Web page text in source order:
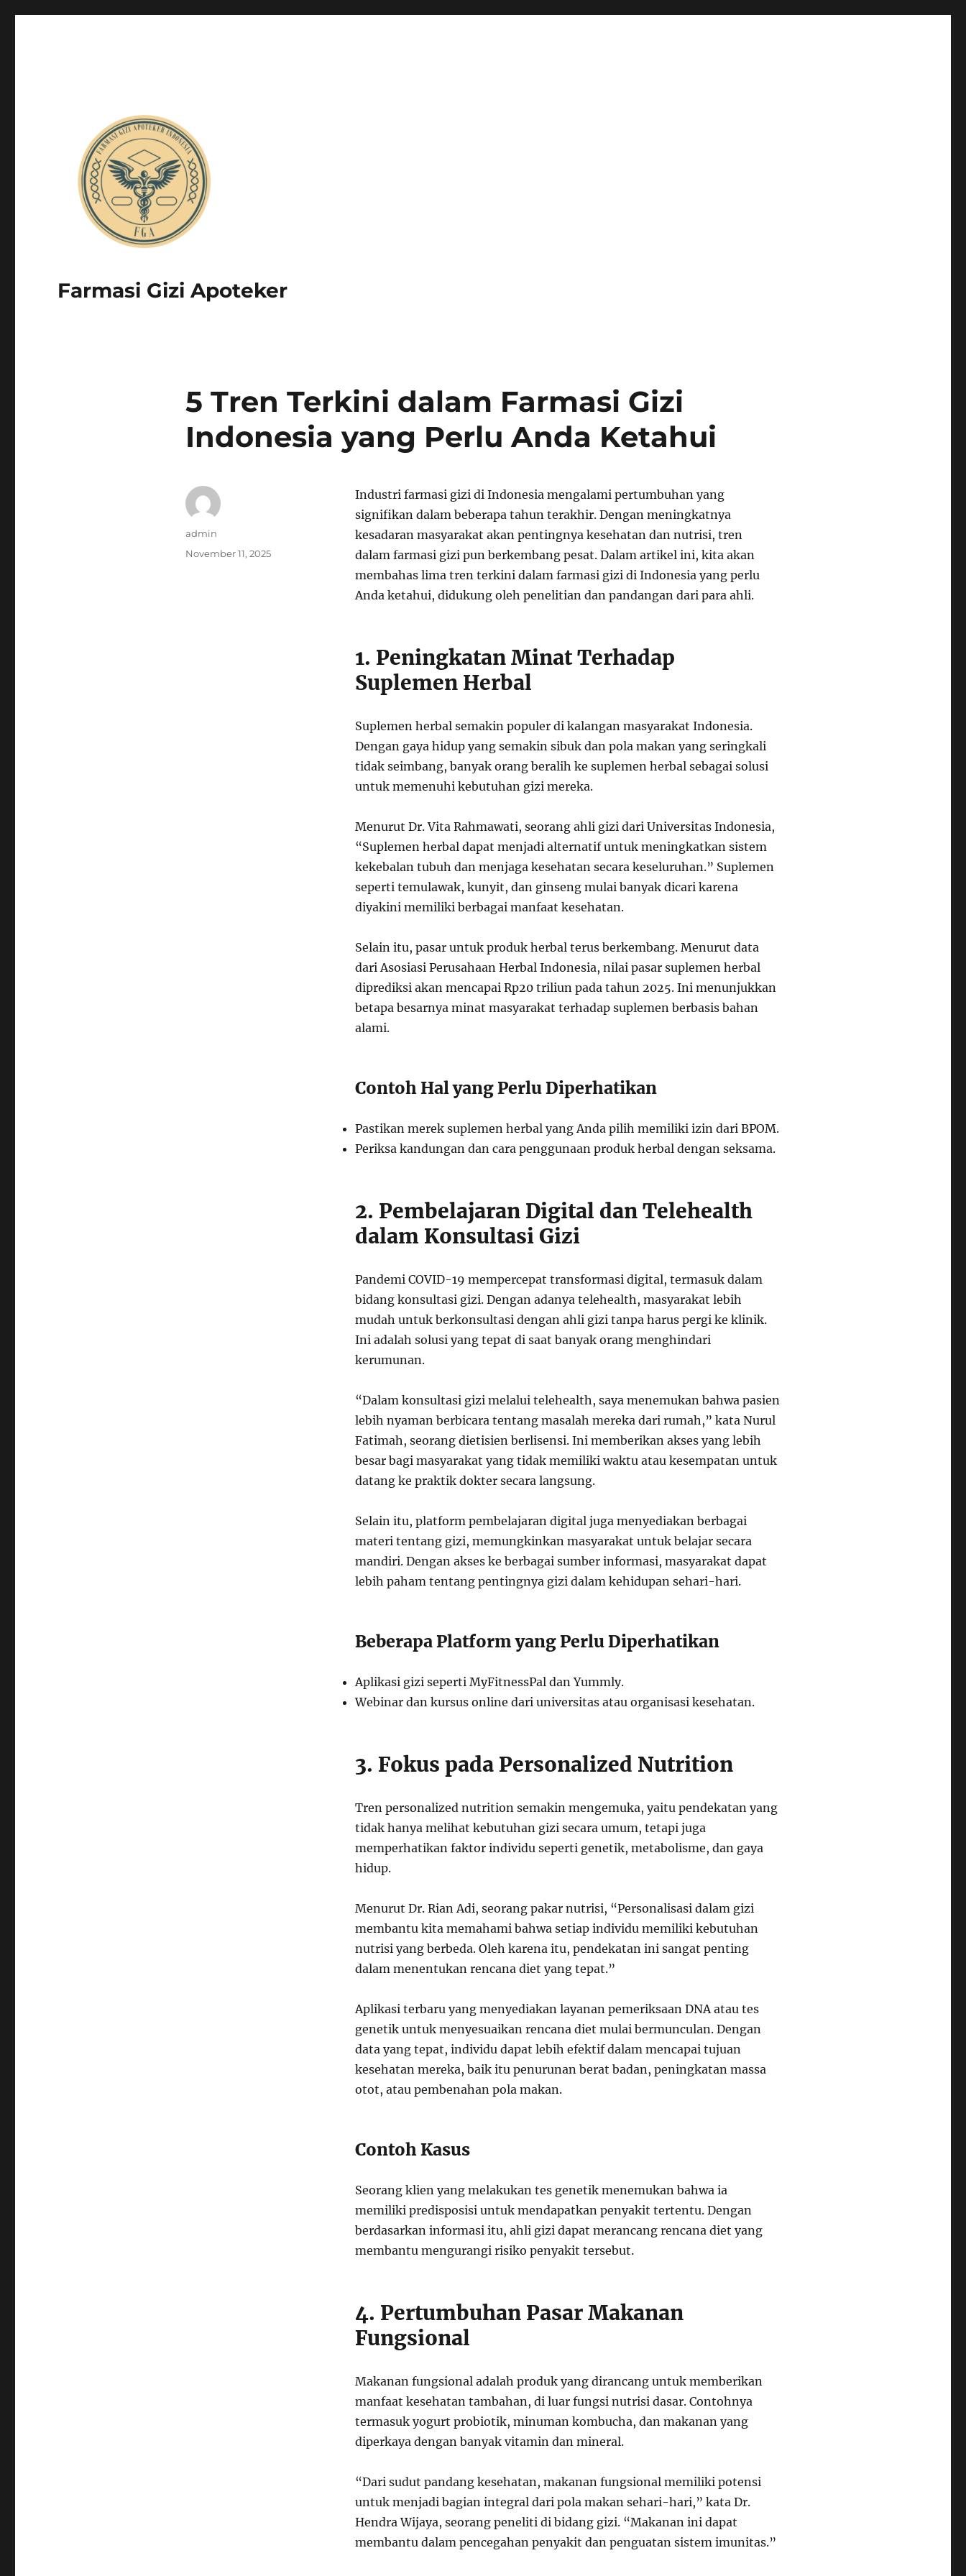
Farmasi Gizi Apoteker
5 Tren Terkini dalam Farmasi Gizi
Indonesia yang Perlu Anda Ketahui
Industri farmasi gizi di Indonesia mengalami pertumbuhan yang
signifikan dalam beberapa tahun terakhir. Dengan meningkatnya
kesadaran masyarakat akan pentingnya kesehatan dan nutrisi, tren
dalam farmasi gizi pun berkembang pesat. Dalam artikel ini, kita akan
membahas lima tren terkini dalam farmasi gizi di Indonesia yang perlu
Anda ketahui, didukung oleh penelitian dan pandangan dari para ahli.
1. Peningkatan Minat Terhadap
Suplemen Herbal
Suplemen herbal semakin populer di kalangan masyarakat Indonesia.
Dengan gaya hidup yang semakin sibuk dan pola makan yang seringkali
tidak seimbang, banyak orang beralih ke suplemen herbal sebagai solusi
untuk memenuhi kebutuhan gizi mereka.
Menurut Dr. Vita Rahmawati, seorang ahli gizi dari Universitas Indonesia,
“Suplemen herbal dapat menjadi alternatif untuk meningkatkan sistem
kekebalan tubuh dan menjaga kesehatan secara keseluruhan.” Suplemen
seperti temulawak, kunyit, dan ginseng mulai banyak dicari karena
diyakini memiliki berbagai manfaat kesehatan.
Selain itu, pasar untuk produk herbal terus berkembang. Menurut data
dari Asosiasi Perusahaan Herbal Indonesia, nilai pasar suplemen herbal
diprediksi akan mencapai Rp20 triliun pada tahun 2025. Ini menunjukkan
betapa besarnya minat masyarakat terhadap suplemen berbasis bahan
alami.
Contoh Hal yang Perlu Diperhatikan
Pastikan merek suplemen herbal yang Anda pilih memiliki izin dari BPOM.
Periksa kandungan dan cara penggunaan produk herbal dengan seksama.
2. Pembelajaran Digital dan Telehealth
dalam Konsultasi Gizi
Pandemi COVID-19 mempercepat transformasi digital, termasuk dalam
bidang konsultasi gizi. Dengan adanya telehealth, masyarakat lebih
mudah untuk berkonsultasi dengan ahli gizi tanpa harus pergi ke klinik.
Ini adalah solusi yang tepat di saat banyak orang menghindari
kerumunan.
“Dalam konsultasi gizi melalui telehealth, saya menemukan bahwa pasien
lebih nyaman berbicara tentang masalah mereka dari rumah,” kata Nurul
Fatimah, seorang dietisien berlisensi. Ini memberikan akses yang lebih
besar bagi masyarakat yang tidak memiliki waktu atau kesempatan untuk
datang ke praktik dokter secara langsung.
Selain itu, platform pembelajaran digital juga menyediakan berbagai
materi tentang gizi, memungkinkan masyarakat untuk belajar secara
mandiri. Dengan akses ke berbagai sumber informasi, masyarakat dapat
lebih paham tentang pentingnya gizi dalam kehidupan sehari-hari.
Beberapa Platform yang Perlu Diperhatikan
Aplikasi gizi seperti MyFitnessPal dan Yummly.
Webinar dan kursus online dari universitas atau organisasi kesehatan.
3. Fokus pada Personalized Nutrition
Tren personalized nutrition semakin mengemuka, yaitu pendekatan yang
tidak hanya melihat kebutuhan gizi secara umum, tetapi juga
memperhatikan faktor individu seperti genetik, metabolisme, dan gaya
hidup.
Menurut Dr. Rian Adi, seorang pakar nutrisi, “Personalisasi dalam gizi
membantu kita memahami bahwa setiap individu memiliki kebutuhan
nutrisi yang berbeda. Oleh karena itu, pendekatan ini sangat penting
dalam menentukan rencana diet yang tepat.”
Aplikasi terbaru yang menyediakan layanan pemeriksaan DNA atau tes
genetik untuk menyesuaikan rencana diet mulai bermunculan. Dengan
data yang tepat, individu dapat lebih efektif dalam mencapai tujuan
kesehatan mereka, baik itu penurunan berat badan, peningkatan massa
otot, atau pembenahan pola makan.
Contoh Kasus
Seorang klien yang melakukan tes genetik menemukan bahwa ia
memiliki predisposisi untuk mendapatkan penyakit tertentu. Dengan
berdasarkan informasi itu, ahli gizi dapat merancang rencana diet yang
membantu mengurangi risiko penyakit tersebut.
4. Pertumbuhan Pasar Makanan
Fungsional
Makanan fungsional adalah produk yang dirancang untuk memberikan
manfaat kesehatan tambahan, di luar fungsi nutrisi dasar. Contohnya
termasuk yogurt probiotik, minuman kombucha, dan makanan yang
diperkaya dengan banyak vitamin dan mineral.
“Dari sudut pandang kesehatan, makanan fungsional memiliki potensi
untuk menjadi bagian integral dari pola makan sehari-hari,” kata Dr.
Hendra Wijaya, seorang peneliti di bidang gizi. “Makanan ini dapat
membantu dalam pencegahan penyakit dan penguatan sistem imunitas.”
Author
admin
Posted
November 11, 2025